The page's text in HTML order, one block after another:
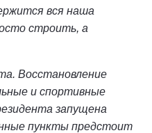
вся наша
строить, а
Восстановление
и спортивные
запущена
пункты предстоит